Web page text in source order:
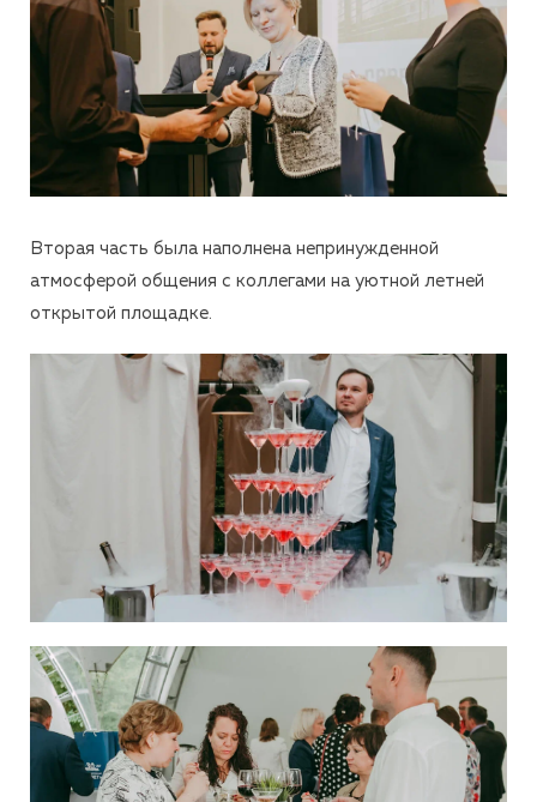
Вторая часть была наполнена непринужденной
атмосферой общения с коллегами на уютной летней
открытой площадке.